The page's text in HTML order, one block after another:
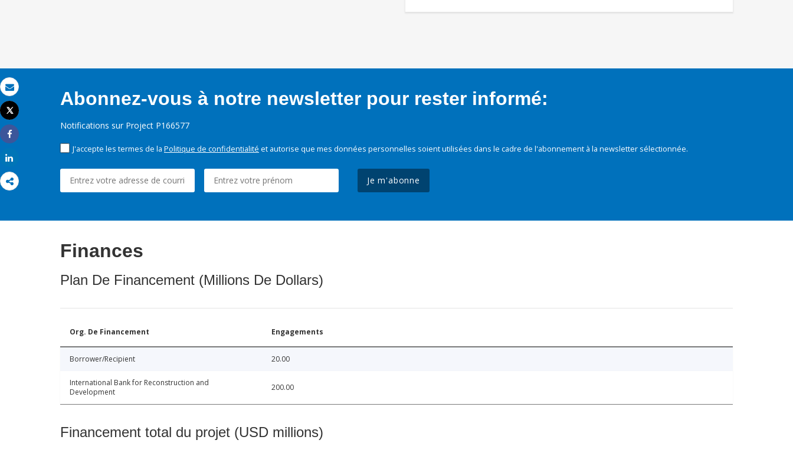
Email
Imprimer
Tweet
Share
Abonnez-vous à notre newsletter pour rester informé:
Notifications sur Project P166577
J'accepte les termes de la Politique de confidentialité et autorise que mes données personnelles soient utilisées dans le cadre de l'abonnement à la newsletter sélectionnée.
Je m'abonne
Finances
Plan De Financement (Millions De Dollars)
Org. De Financement Engagements
Borrower/Recipient 20.00
International Bank for Reconstruction and
Development
200.00
Financement total du projet (USD millions)